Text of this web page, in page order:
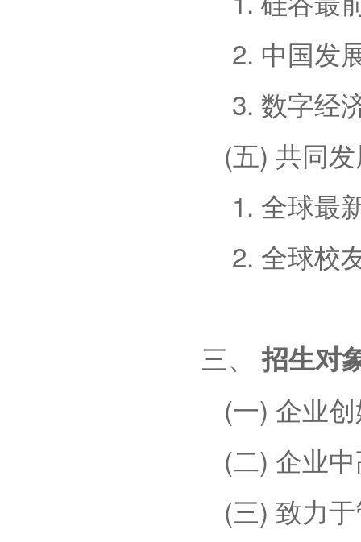
2. 中国发
3. 数字经
(五) 共同
1. 全球最
2. 全球校
三、招生对
(一) 企业
(二) 企业
(三) 致力